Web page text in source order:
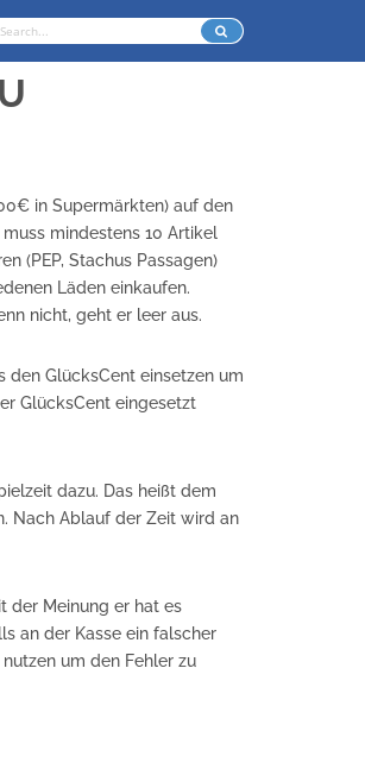
in Supermärkten) auf den
mindestens 10 Artikel
(PEP, Stachus Passagen)
Läden einkaufen.
nicht, geht er leer aus.
den GlücksCent einsetzen um
GlücksCent eingesetzt
dazu. Das heißt dem
Nach Ablauf der Zeit wird an
der Meinung er hat es
an der Kasse ein falscher
um den Fehler zu